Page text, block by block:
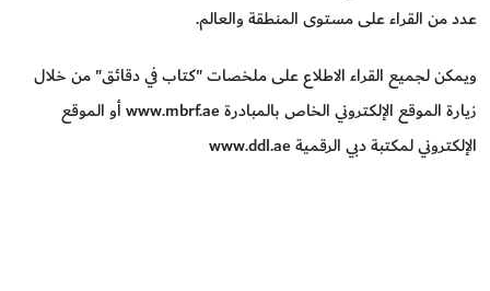
عدد من القراء على مستوى المنطقة والعالم.
ويمكن لجميع القراء الاطلاع على ملخصات "كتاب في دقائق" من خلال
زيارة الموقع الإلكتروني الخاص بالمبادرة www.mbrf.ae أو الموقع
الإلكتروني لمكتبة دبي الرقمية www.ddl.ae